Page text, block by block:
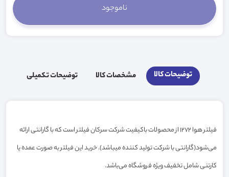
توضیحات کالا مشخصات کالا توضیحات تکمیلی
فیلتر هوا 1272 از محصولات باکیفیت شرکت سرکان فیلتر است که با گارانتی ارائه
می‌شود(گارانتی با شرکت تولید کننده میباشد). خرید این فیلتر به صورت عمده یا
کارتنی شامل تخفیف ویژه فروشگاه می‌باشد.